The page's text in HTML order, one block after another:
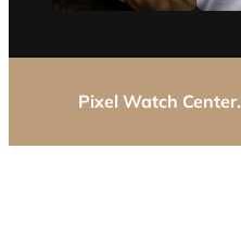
Pixel Watch Center.